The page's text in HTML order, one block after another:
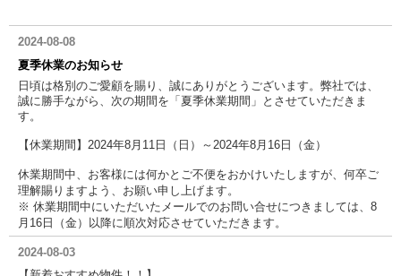
2024-08-08
夏季休業のお知らせ
日頃は格別のご愛顧を賜り、誠にありがとうございます。弊社では、
誠に勝手ながら、次の期間を「夏季休業期間」とさせていただきま
す。
【休業期間】2024年8月11日（日）～2024年8月16日（金）
休業期間中、お客様には何かとご不便をおかけいたしますが、何卒ご
理解賜りますよう、お願い申し上げます。
※ 休業期間中にいただいたメールでのお問い合せにつきましては、8
月16日（金）以降に順次対応させていただきます。
2024-08-03